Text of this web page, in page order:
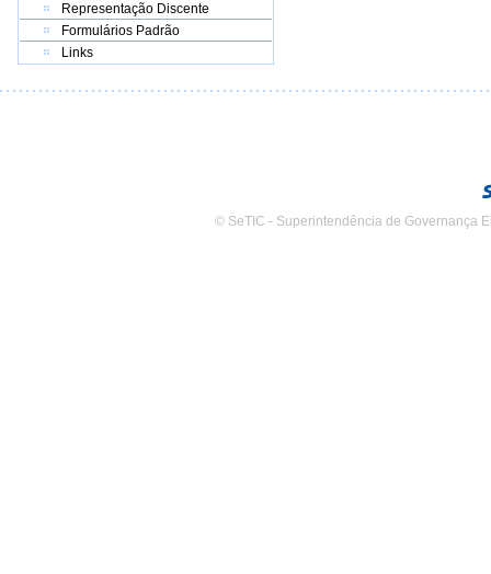
Representação Discente
Formulários Padrão
Links
© SeTIC - Superintendência de Governança